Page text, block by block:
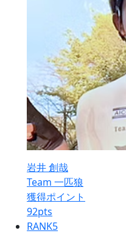
岩井 創哉
Team 一匹狼
獲得ポイント
92pts
RANK5